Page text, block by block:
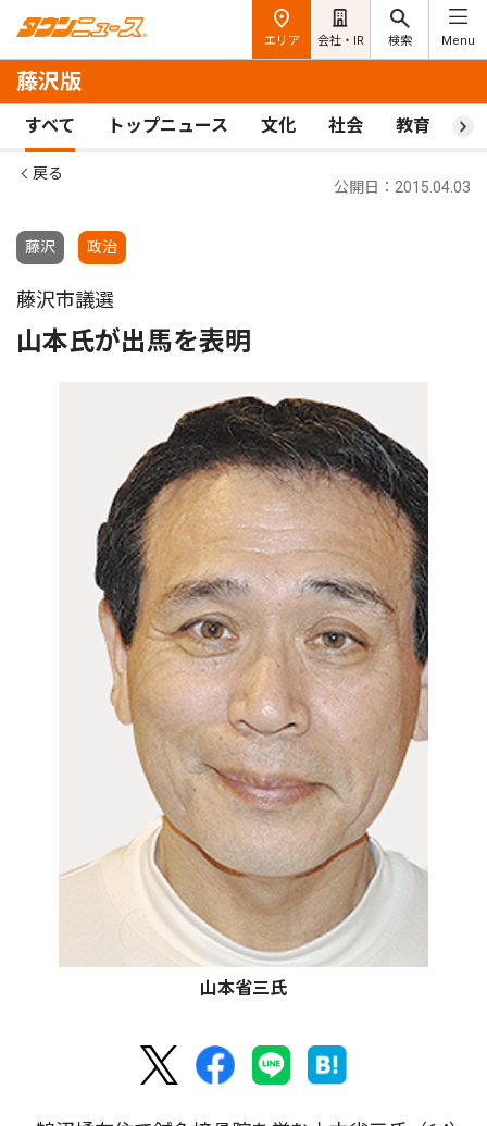
エリア 会社・IR 検索 Menu
藤沢版
すべて トップニュース 文化 社会 教育 ス
戻る
藤沢 政治
公開日：2015.04.03
藤沢市議選
山本氏が出馬を表明
山本省三氏